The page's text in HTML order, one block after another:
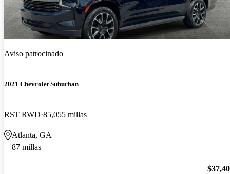
Aviso patrocinado
2021 Chevrolet Suburban
RST RWD 85,055 millas
Atlanta, GA
87 millas